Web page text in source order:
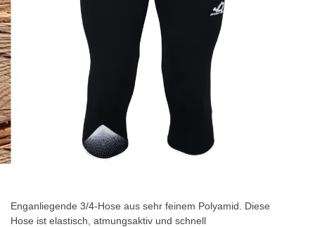
Bildgalerie
Enganliegende 3/4-Hose aus sehr feinem Polyamid. Diese
Hose ist elastisch, atmungsaktiv und schnell